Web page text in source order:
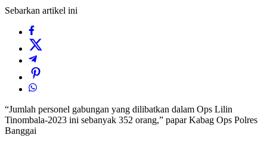
Sebarkan artikel ini
“Jumlah personel gabungan yang dilibatkan dalam Ops Lilin
Tinombala-2023 ini sebanyak 352 orang,” papar Kabag Ops Polres
Banggai